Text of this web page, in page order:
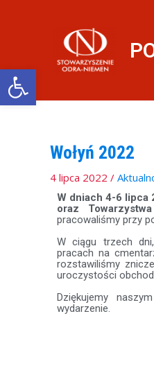
Otwórz pasek
Wołyń 2022
4 lipca 2022 /
W dniach 4-6 lipca
oraz
pracowaliśmy przy
W ciągu trzech
pracach na
rozstawiliśmy
uroczystości
Dziękujemy
wydarzenie.